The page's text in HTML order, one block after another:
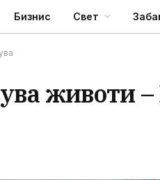
Бизнис Свет
животи –